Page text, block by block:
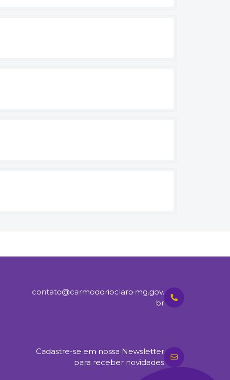
contato@carmodorioclaro.mg.gov.
br
Cadastre-se em nossa Newsletter
para receber novidades